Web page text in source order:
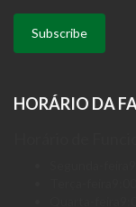
HORÁRIO DA